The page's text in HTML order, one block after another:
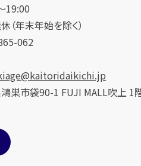
19:00
（年末年始を除く）
062
巣市袋90-1 FUJI MALL吹上 1